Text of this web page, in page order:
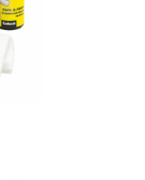
compromiso